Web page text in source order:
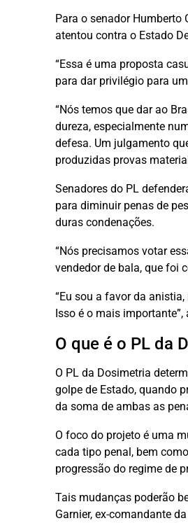
Para o senador Humberto
atentou contra o Estado
“Essa é uma proposta
para dar privilégio para
“Nós temos que dar ao
dureza, especialmente
defesa. Um julgamento
produzidas provas
Senadores do PL
para diminuir penas de
duras condenações.
“Nós precisamos votar
vendedor de bala, que foi
“Eu sou a favor da
Isso é o mais
O que é o PL da
O PL da Dosimetria
golpe de Estado, quando
da soma de ambas as
O foco do projeto é uma
cada tipo penal, bem
progressão do regime de
Tais mudanças poderão
Garnier, ex-comandante